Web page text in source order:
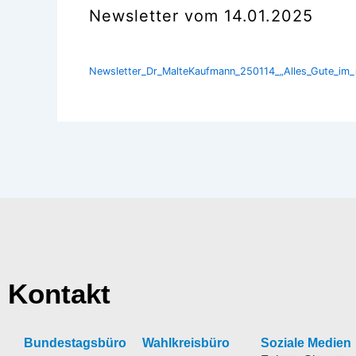
Newsletter vom 14.01.2025
Kontakt
Bundestagsbüro
Wahlkreisbüro
Soziale Medien